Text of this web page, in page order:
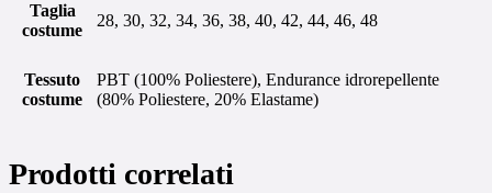
Taglia
costume
28, 30, 32, 34, 36, 38, 40, 42, 44, 46, 48
Tessuto
costume
PBT (100% Poliestere), Endurance idrorepellente
(80% Poliestere, 20% Elastame)
Prodotti correlati